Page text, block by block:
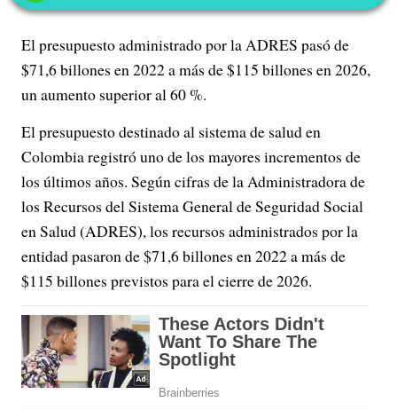
El presupuesto administrado por la ADRES pasó de
$71,6 billones en 2022 a más de $115 billones en 2026,
un aumento superior al 60 %.
El presupuesto destinado al sistema de salud en
Colombia registró uno de los mayores incrementos de
los últimos años. Según cifras de la Administradora de
los Recursos del Sistema General de Seguridad Social
en Salud (ADRES), los recursos administrados por la
entidad pasaron de $71,6 billones en 2022 a más de
$115 billones previstos para el cierre de 2026.